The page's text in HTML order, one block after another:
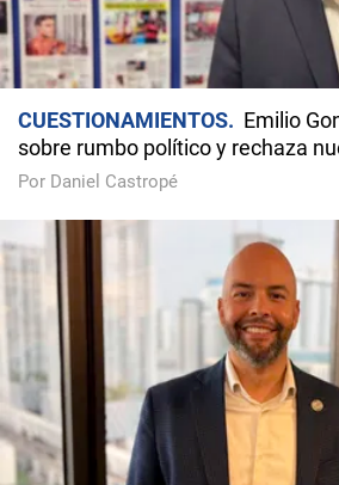
CUESTIONAMIENTOS
Emilio
sobre rumbo político y rechaza
Por Daniel Castropé